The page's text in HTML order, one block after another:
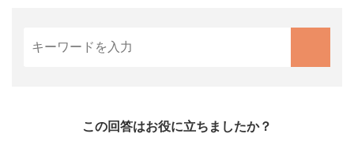
この回答はお役に立ちましたか？